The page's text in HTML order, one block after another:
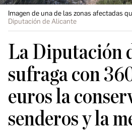
Imagen de una de las zonas afectadas
Diputación de Alicante
La Diputación
sufraga con
euros la
senderos y la